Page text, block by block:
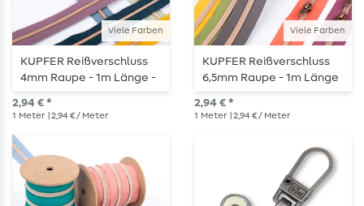
Viele Farben
KUPFER Reißverschluss
4mm Raupe - 1m Länge -
metallisiert
2,94 € *
1 Meter | 2,94 € / Meter
Viele Farben
KUPFER Reißverschluss
6,5mm Raupe - 1m Länge
- metallisiert
2,94 € *
1 Meter | 2,94 € / Meter